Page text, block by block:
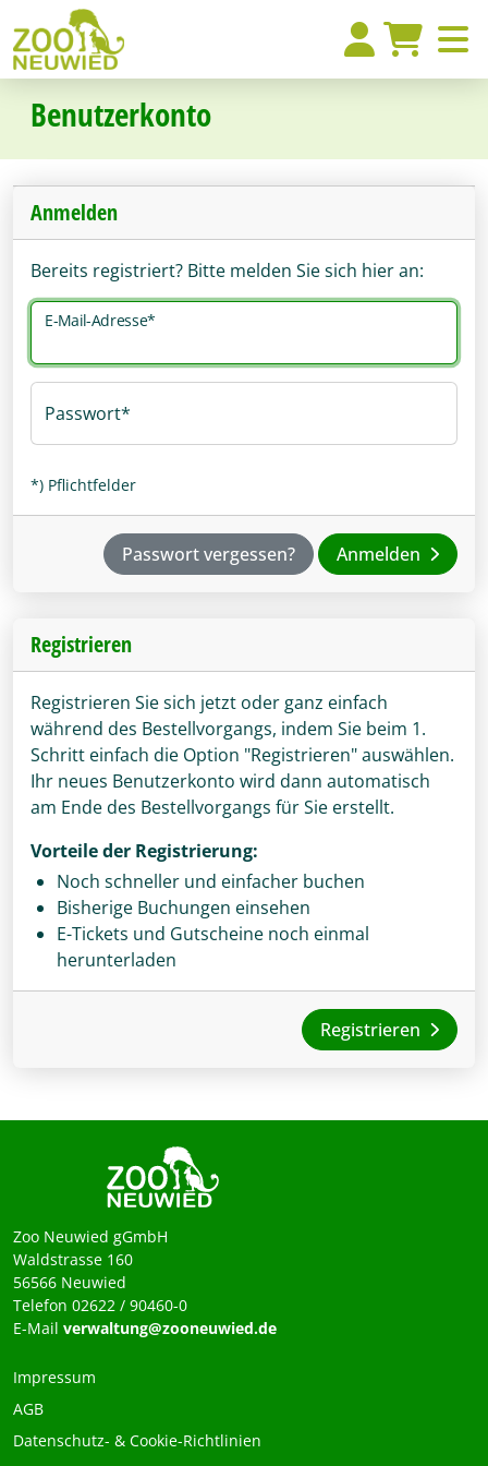
Benutzerkonto
Anmelden
Bereits registriert? Bitte melden Sie sich hier an:
E-Mail-Adresse
Passwort
*) Pflichtfelder
Passwort vergessen? Anmelden
Registrieren
Registrieren Sie sich jetzt oder ganz einfach
während des Bestellvorgangs, indem Sie beim 1.
Schritt einfach die Option "Registrieren" auswählen.
Ihr neues Benutzerkonto wird dann automatisch
am Ende des Bestellvorgangs für Sie erstellt.
Vorteile der Registrierung:
Noch schneller und einfacher buchen
Bisherige Buchungen einsehen
E-Tickets und Gutscheine noch einmal
herunterladen
Registrieren
Zoo Neuwied gGmbH
Waldstrasse 160
56566 Neuwied
Telefon 02622 / 90460-0
E-Mail verwaltung@zooneuwied.de
Impressum
AGB
Datenschutz- & Cookie-Richtlinien